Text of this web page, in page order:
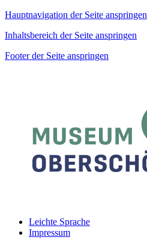
Hauptnavigation der Seite anspringen
Inhaltsbereich der Seite anspringen
Footer der Seite anspringen
Leichte Sprache
Impressum